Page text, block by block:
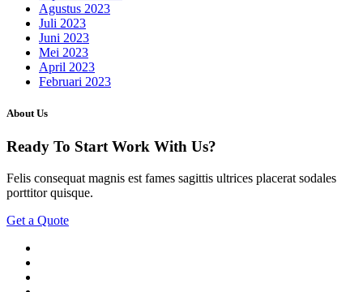
Agustus 2023
Juli 2023
Juni 2023
Mei 2023
April 2023
Februari 2023
About Us
Ready To StartWork With Us?
Felis consequat magnis est fames sagittis ultrices placerat sodales
porttitor quisque.
Get a Quote